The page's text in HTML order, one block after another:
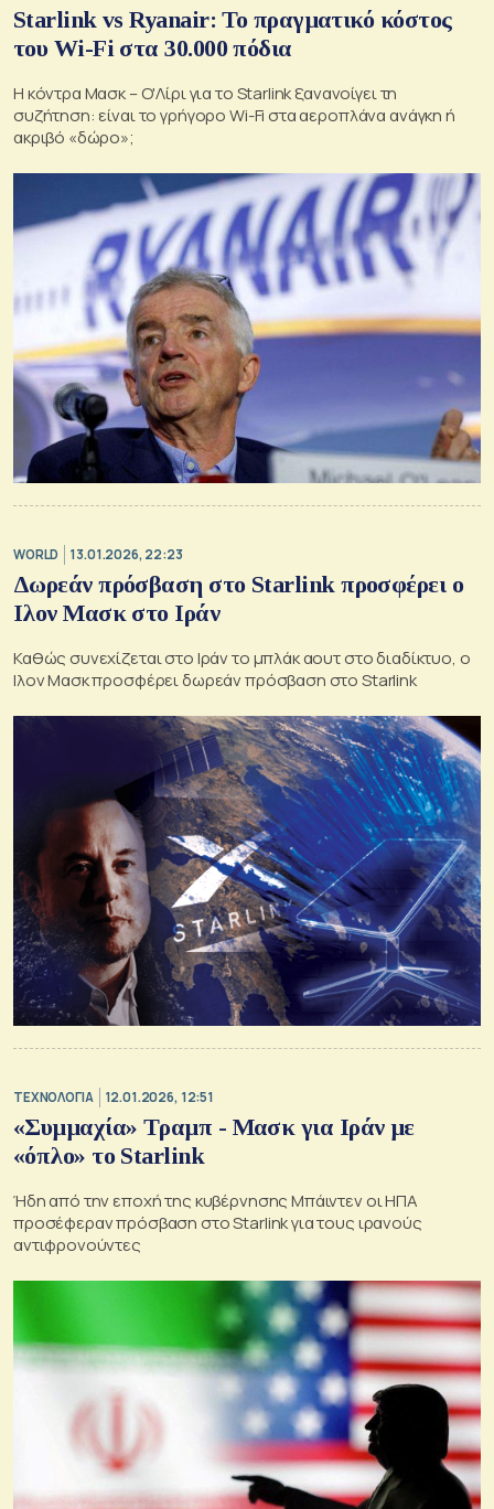
Starlink vs Ryanair: Το πραγματικό κόστος
του Wi-Fi στα 30.000 πόδια
Η κόντρα Μασκ – Ο'Λίρι για το Starlink ξανανοίγει τη
συζήτηση: είναι το γρήγορο Wi-Fi στα αεροπλάνα ανάγκη ή
ακριβό «δώρο»;
WORLD 13.01.2026, 22:23
Δωρεάν πρόσβαση στο Starlink προσφέρει ο
Ιλον Μασκ στο Ιράν
Καθώς συνεχίζεται στο Ιράν το μπλάκ αουτ στο διαδίκτυο, ο
Ιλον Μασκ προσφέρει δωρεάν πρόσβαση στο Starlink
ΤΕΧΝΟΛΟΓΙΑ 12.01.2026, 12:51
«Συμμαχία» Τραμπ - Μασκ για Ιράν με
«όπλο» το Starlink
Ήδη από την εποχή της κυβέρνησης Μπάιντεν οι ΗΠΑ
προσέφεραν πρόσβαση στο Starlink για τους ιρανούς
αντιφρονούντες